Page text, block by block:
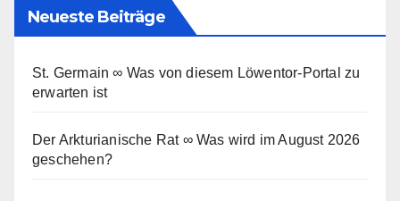
Neueste Beiträge
St. Germain ∞ Was von diesem Löwentor-Portal zu
erwarten ist
Der Arkturianische Rat ∞ Was wird im August 2026
geschehen?